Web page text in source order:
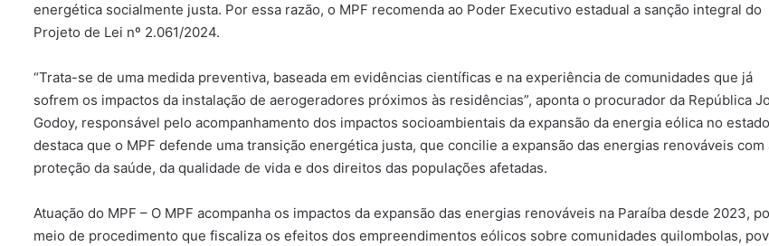
energética socialmente justa. Por essa razão, o MPF recomenda ao Poder Executivo estadual a sanção integral do
Projeto de Lei nº 2.061/2024.
“Trata-se de uma medida preventiva, baseada em evidências científicas e na experiência de comunidades que já
sofrem os impactos da instalação de aerogeradores próximos às residências”, aponta o procurador da República
Godoy, responsável pelo acompanhamento dos impactos socioambientais da expansão da energia eólica no
destaca que o MPF defende uma transição energética justa, que concilie a expansão das energias renováveis com
proteção da saúde, da qualidade de vida e dos direitos das populações afetadas.
Atuação do MPF – O MPF acompanha os impactos da expansão das energias renováveis na Paraíba desde 2023,
meio de procedimento que fiscaliza os efeitos dos empreendimentos eólicos sobre comunidades quilombolas,